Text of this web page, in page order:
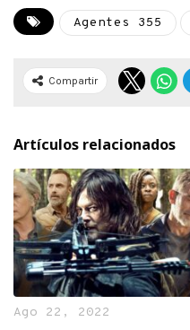
Agentes 355
Compartir
Artículos relacionados
Ago 22, 2022